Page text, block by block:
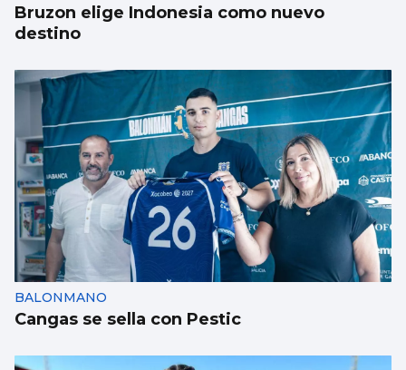
Bruzon elige Indonesia como nuevo
destino
BALONMANO
Cangas se sella con Pestic